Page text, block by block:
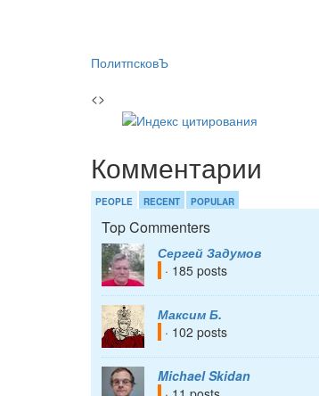
ПолитпсковЪ
<>
Комментарии
PEOPLE RECENT POPULAR
Top Commenters
Сергей Задумов
· 185 posts
Максим Б.
· 102 posts
Michael Skidan